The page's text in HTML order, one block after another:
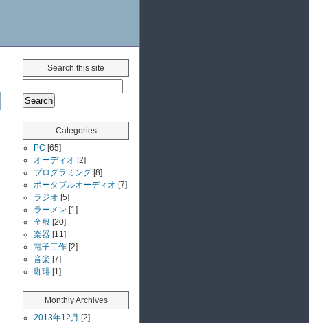
Search this site
Categories
PC [65]
オーディオ [2]
プログラミング [8]
ポータブルオーディオ [7]
ラジオ [5]
ラーメン [1]
全般 [20]
楽器 [11]
電子工作 [2]
音楽 [7]
珈琲 [1]
Monthly Archives
2013年12月 [2]